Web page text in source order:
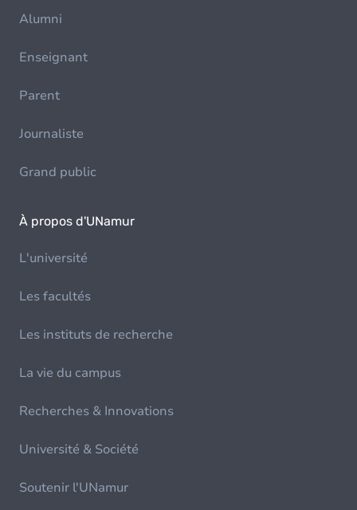
Alumni
Enseignant
Parent
Journaliste
Grand public
À propos d'UNamur
L'université
Les facultés
Les instituts de recherche
La vie du campus
Recherches & Innovations
Université & Société
Soutenir l'UNamur